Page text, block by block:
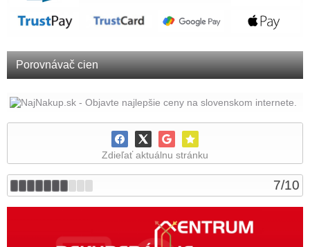
Porovnávač cien
Zdieľať aktuálnu stránku
7/10